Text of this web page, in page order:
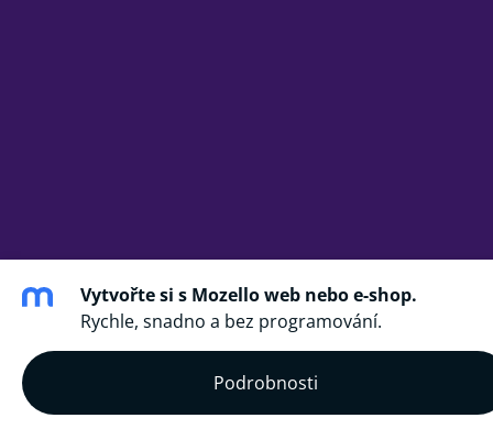
Vytvořte si s Mozello web nebo e-shop.
Rychle, snadno a bez programování.
Podrobnosti